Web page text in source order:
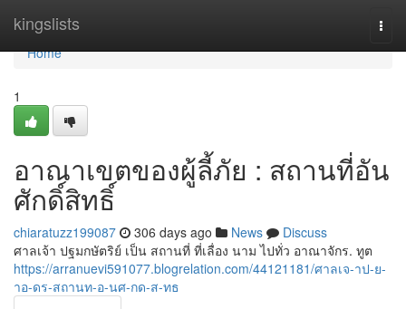
kingslists
Home
Home
1
อาณาเขตของผู้ลี้ภัย : สถานที่อัน
ศักดิ์สิทธิ์
chiaratuzz199087 306 days ago News
Discuss
ศาลเจ้า ปฐมกษัตริย์ เป็น สถานที่ ที่เลื่อง นาม ไปทั่ว อาณาจักร. ทูต
https://arranuevi591077.blogrelation.com/44121181/ศาลเจ-าป-ย-
าอ-ดร-สถานท-อ-นศ-กด-ส-ทธ